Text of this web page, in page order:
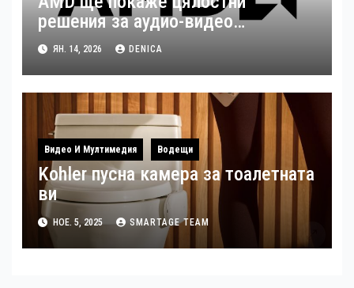
решения за аудио-видео
излъчвания по време на ISE 2026
ЯН. 14, 2026 DENICA
Видео И Мултимедия Водещи
Kohler пусна камера за тоалетната
ви
НОЕ. 5, 2025 SMARTAGE TEAM